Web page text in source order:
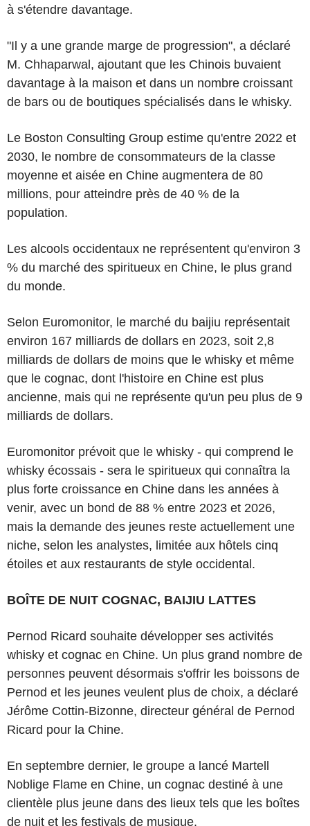
à s'étendre davantage.
"Il y a une grande marge de progression", a déclaré
M. Chhaparwal, ajoutant que les Chinois buvaient
davantage à la maison et dans un nombre croissant
de bars ou de boutiques spécialisés dans le whisky.
Le Boston Consulting Group estime qu'entre 2022 et
2030, le nombre de consommateurs de la classe
moyenne et aisée en Chine augmentera de 80
millions, pour atteindre près de 40 % de la
population.
Les alcools occidentaux ne représentent qu'environ 3
% du marché des spiritueux en Chine, le plus grand
du monde.
Selon Euromonitor, le marché du baijiu représentait
environ 167 milliards de dollars en 2023, soit 2,8
milliards de dollars de moins que le whisky et même
que le cognac, dont l'histoire en Chine est plus
ancienne, mais qui ne représente qu'un peu plus de 9
milliards de dollars.
Euromonitor prévoit que le whisky - qui comprend le
whisky écossais - sera le spiritueux qui connaîtra la
plus forte croissance en Chine dans les années à
venir, avec un bond de 88 % entre 2023 et 2026,
mais la demande des jeunes reste actuellement une
niche, selon les analystes, limitée aux hôtels cinq
étoiles et aux restaurants de style occidental.
BOÎTE DE NUIT COGNAC, BAIJIU LATTES
Pernod Ricard souhaite développer ses activités
whisky et cognac en Chine. Un plus grand nombre de
personnes peuvent désormais s'offrir les boissons de
Pernod et les jeunes veulent plus de choix, a déclaré
Jérôme Cottin-Bizonne, directeur général de Pernod
Ricard pour la Chine.
En septembre dernier, le groupe a lancé Martell
Noblige Flame en Chine, un cognac destiné à une
clientèle plus jeune dans des lieux tels que les boîtes
de nuit et les festivals de musique.